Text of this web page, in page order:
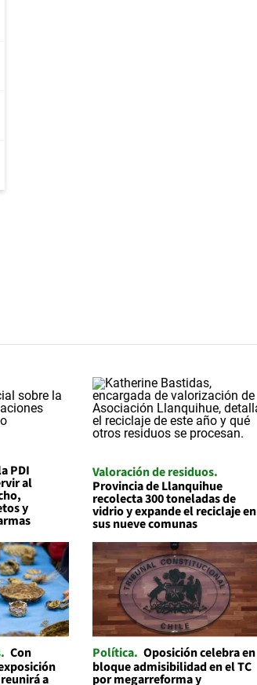
PDI
al
y
Valoración de residuos
Provincia de Llanquihue
recolecta 300 toneladas de
vidrio y expande el reciclaje en
sus nueve comunas
Con
a
Política Oposición celebra en
bloque admisibilidad en el TC
por megarreforma y